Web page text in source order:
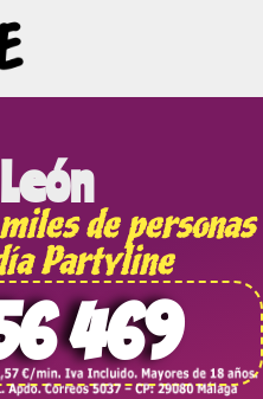
de personas
Partyline
469